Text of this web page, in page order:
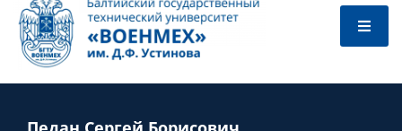
Абитуриентам